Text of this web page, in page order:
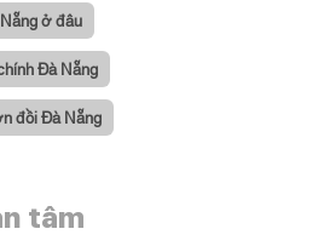
ở đâu
Đà Nẵng
đồi Đà Nẵng
tâm